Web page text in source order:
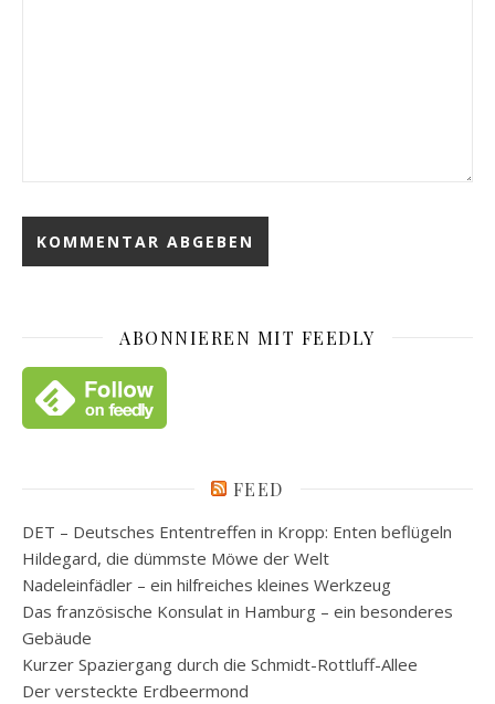
ABONNIEREN MIT FEEDLY
FEED
DET – Deutsches Ententreffen in Kropp: Enten beflügeln
Hildegard, die dümmste Möwe der Welt
Nadeleinfädler – ein hilfreiches kleines Werkzeug
Das französische Konsulat in Hamburg – ein besonderes
Gebäude
Kurzer Spaziergang durch die Schmidt-Rottluff-Allee
Der versteckte Erdbeermond